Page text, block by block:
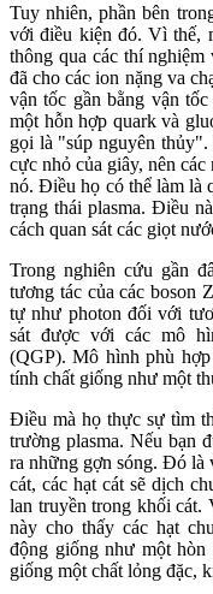
Tuy nhiên, phần bên
với điều kiện đó. Vì thế,
thông qua các thí
đã cho các ion nặng va
vận tốc gần bằng vận
một hỗn hợp quark và
gọi là "súp nguyên
cực nhỏ của giây, nên
nó. Điều họ có thể làm là
trạng thái plasma. Điều
cách quan sát các giọt
Trong nghiên cứu gần
tương tác của các boson
tự như photon đối với
sát được với các mô
(QGP). Mô hình phù
tính chất giống như một
Điều mà họ thực sự tìm
trường plasma. Nếu bạn
ra những gợn sóng. Đó là
cát, các hạt cát sẽ dịch
lan truyền trong khối cát.
này cho thấy các hạt
động giống như một hòn
giống một chất lỏng đặc,